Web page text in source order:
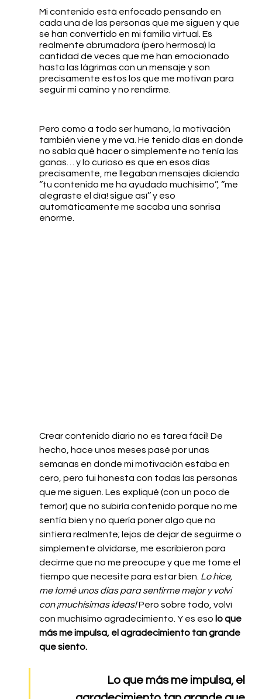
Mi contenido está enfocado pensando en
cada una de las personas que me siguen y que
se han convertido en mi familia virtual. Es
realmente abrumadora (pero hermosa) la
cantidad de veces que me han emocionado
hasta las lágrimas con un mensaje y son
precisamente estos los que me motivan para
seguir mi camino y no rendirme.
Pero como a todo ser humano, la motivación
también viene y me va. He tenido días en donde
no sabía qué hacer o simplemente no tenía las
ganas… y lo curioso es que en esos días
precisamente, me llegaban mensajes diciendo
‘’tu contenido me ha ayudado muchísimo’’, ‘’me
alegraste el día! sigue así’’ y eso
automáticamente me sacaba una sonrisa
enorme.
Crear contenido diario no es tarea fácil! De
hecho, hace unos meses pasé por unas
semanas en donde mi motivación estaba en
cero, pero fui honesta con todas las personas
que me siguen. Les expliqué (con un poco de
temor) que no subiría contenido porque no me
sentía bien y no quería poner algo que no
sintiera realmente; lejos de dejar de seguirme o
simplemente olvidarse, me escribieron para
decirme que no me preocupe y que me tome el
tiempo que necesite para estar bien. Lo hice,
me tomé unos días para sentirme mejor y volví
con ¡muchísimas ideas! Pero sobre todo, volví
con muchísimo agradecimiento. Y es eso lo que
más me impulsa, el agradecimiento tan grande
que siento.
Lo que más me impulsa, el